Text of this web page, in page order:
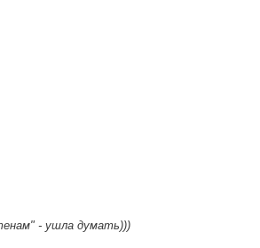
- ушла думать)))